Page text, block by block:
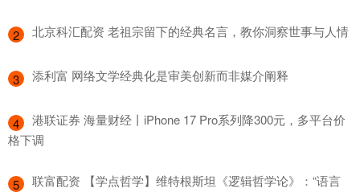
2 ​北京科汇配资 老祖宗留下的经典名言，教你洞察世事与人情
3 ​添利富 网络文学经典化是审美创新而非媒介阐释
4
​港联证券 海量财经丨iPhone 17 Pro系列降300元，多平台价
格下调
5
​联富配资 【学点哲学】维特根斯坦《逻辑哲学论》：“语言